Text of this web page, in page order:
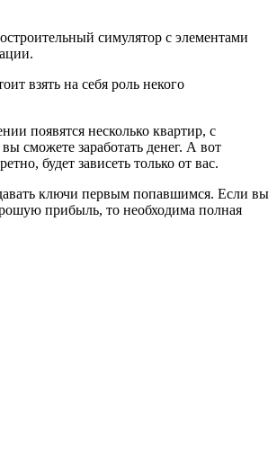
симулятор с элементами
взять на себя роль некого
появятся несколько квартир, с
сможете заработать денег. А вот
будет зависеть только от вас.
ключи первым попавшимся. Если вы
прибыль, то необходима полная